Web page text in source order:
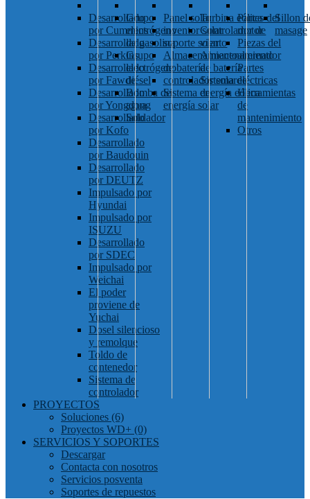
Desarrollado
por Cummins
Desarrollado
por Perkins
Desarrollado
por Fawde
Desarrollado
por Yongdong
Desarrollado
por Kofo
Desarrollado
por Baudouin
Desarrollado
por DEUTZ
Impulsado por
Hyundai
Impulsado por
ISUZU
Desarrollado
por SDEC
Impulsado por
Weichai
El poder
proviene de
Yuchai
Dosel silencioso
y remolque
Toldo de
contenedor
Sistema de
controlador
Grupo
electrógeno
de gasolina
Grupo
electrógeno
diésel
Bomba de
agua
Soldador
Panel solar
inventor solar
soporte solar
Almacenamiento
de batería
controlador solar
Sistema de
energía solar
Turbina eólica
Controlador de
viento
Almacenamiento
de batería
Sistema de
energía eólica
Partes del
motor
Piezas del
alternador
Partes
eléctricas
Herramientas
de
mantenimiento
Otros
Sillon
masage
PROYECTOS
Soluciones (6)
Proyectos WD+ (0)
SERVICIOS Y SOPORTES
Descargar
Contacta con nosotros
Servicios posventa
Soportes de repuestos